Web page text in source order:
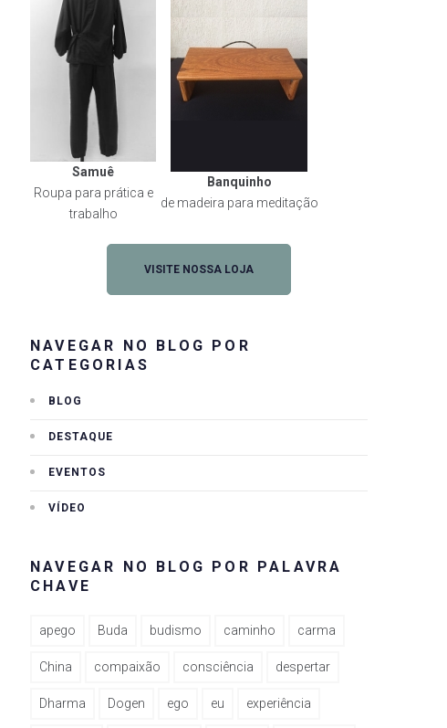
Samuê
Roupa para prática e
trabalho
Banquinho
de madeira para meditação
VISITE NOSSA LOJA
NAVEGAR NO BLOG POR
CATEGORIAS
BLOG
DESTAQUE
EVENTOS
VÍDEO
NAVEGAR NO BLOG POR PALAVRA
CHAVE
apego Buda budismo caminho carma
China compaixão consciência despertar
Dharma Dogen ego eu experiência